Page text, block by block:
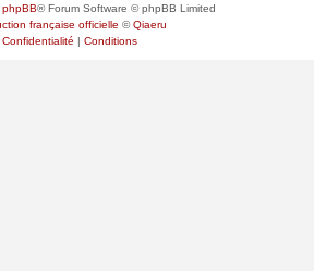
phpBB® Forum Software © phpBB Limited
française officielle ©Qiaeru
Confidentialité | Conditions